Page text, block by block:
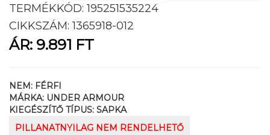
TERMÉKKÓD:195251535224
CIKKSZÁM:1365918-012
ÁR: 9.891 FT
NEM: FÉRFI
MÁRKA: UNDER ARMOUR
KIEGÉSZÍTŐ TÍPUS: SAPKA
PILLANATNYILAG NEM RENDELHETŐ